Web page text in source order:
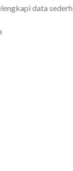
data